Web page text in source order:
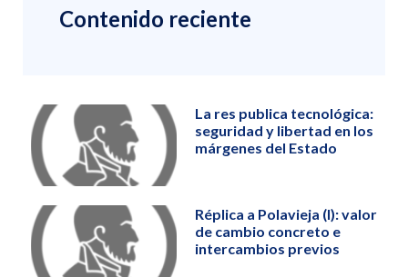
Contenido reciente
La res publica tecnológica:
seguridad y libertad en los
márgenes del Estado
Réplica a Polavieja (I): valor
de cambio concreto e
intercambios previos